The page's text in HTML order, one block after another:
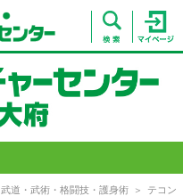
武道・武術・格闘技・護身術
テコン